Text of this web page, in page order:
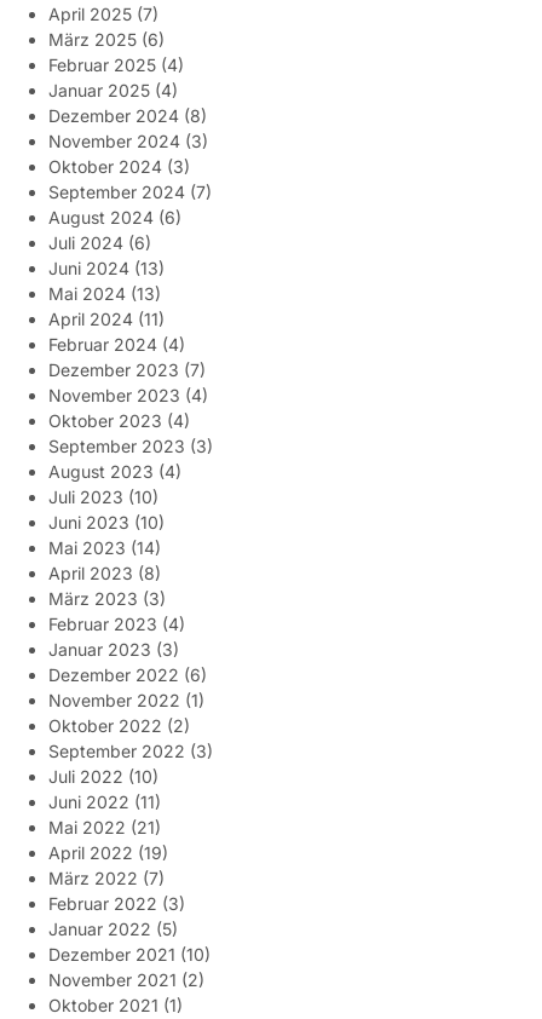
April 2025 (7)
März 2025 (6)
Februar 2025 (4)
Januar 2025 (4)
Dezember 2024 (8)
November 2024 (3)
Oktober 2024 (3)
September 2024 (7)
August 2024 (6)
Juli 2024 (6)
Juni 2024 (13)
Mai 2024 (13)
April 2024 (11)
Februar 2024 (4)
Dezember 2023 (7)
November 2023 (4)
Oktober 2023 (4)
September 2023 (3)
August 2023 (4)
Juli 2023 (10)
Juni 2023 (10)
Mai 2023 (14)
April 2023 (8)
März 2023 (3)
Februar 2023 (4)
Januar 2023 (3)
Dezember 2022 (6)
November 2022 (1)
Oktober 2022 (2)
September 2022 (3)
Juli 2022 (10)
Juni 2022 (11)
Mai 2022 (21)
April 2022 (19)
März 2022 (7)
Februar 2022 (3)
Januar 2022 (5)
Dezember 2021 (10)
November 2021 (2)
Oktober 2021 (1)